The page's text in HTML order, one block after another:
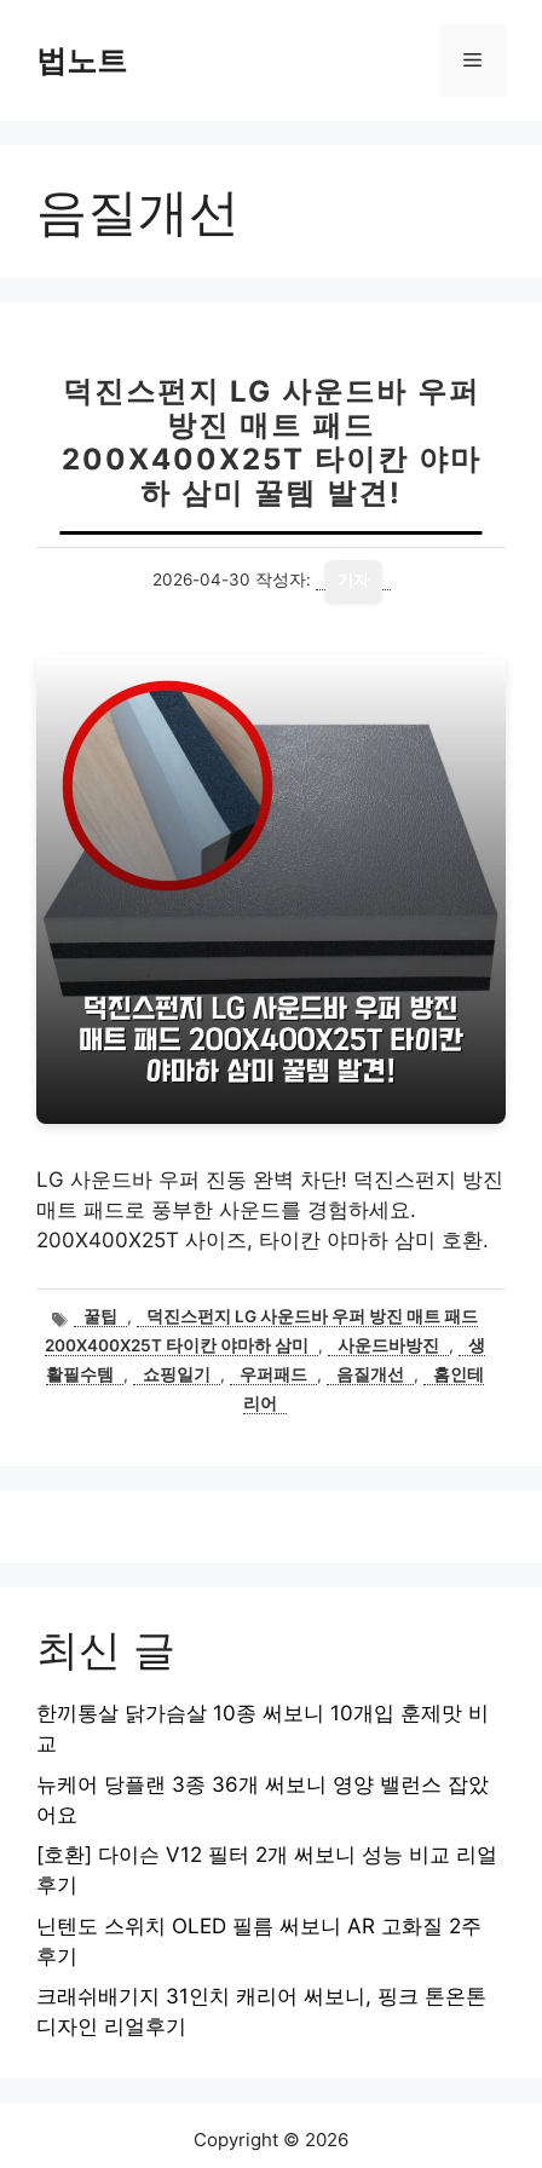
법노트 메
음질개선
덕진스펀지 LG 사운드바 우퍼
방진 매트 패드
200X400X25T 타이칸 야마
하 삼미 꿀템 발견!
2026-04-30 작성자:
LG 사운드바 우퍼 진동 완벽 차단! 덕진스펀지 방진
매트 패드로 풍부한 사운드를 경험하세요.
200X400X25T 사이즈, 타이칸 야마하 삼미 호환.
태
그
꿀팁 ,
덕진스펀지 LG 사운드바 우퍼 방진 매트 패드
200X400X25T 타이칸 야마하 삼미
, 사운드바방진 ,
생
활필수템
, 쇼핑일기 , 우퍼패드 , 음질개선 ,
홈인테
리어
최신 글
한끼통살 닭가슴살 10종 써보니 10개입 훈제맛 비
교
뉴케어 당플랜 3종 36개 써보니 영양 밸런스 잡았
어요
[호환] 다이슨 V12 필터 2개 써보니 성능 비교 리얼
후기
닌텐도 스위치 OLED 필름 써보니 AR 고화질 2주
후기
크래쉬배기지 31인치 캐리어 써보니, 핑크 톤온톤
디자인 리얼후기
Copyright © 2026